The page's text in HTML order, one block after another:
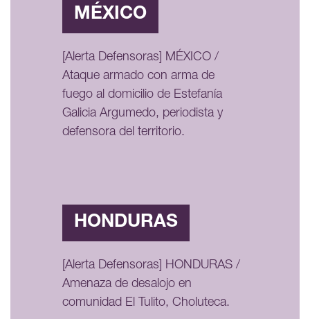
MÉXICO
[Alerta Defensoras] MÉXICO /
Ataque armado con arma de
fuego al domicilio de Estefanía
Galicia Argumedo, periodista y
defensora del territorio.
HONDURAS
[Alerta Defensoras] HONDURAS /
Amenaza de desalojo en
comunidad El Tulito, Choluteca.